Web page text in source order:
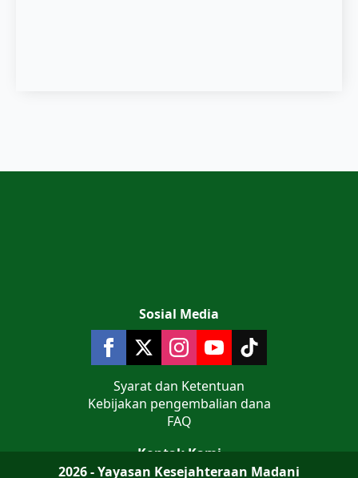
Kontak Kami
Sosial Media
Syarat dan Ketentuan
Kebijakan pengembalian dana
FAQ
2026 - Yayasan Kesejahteraan Madani